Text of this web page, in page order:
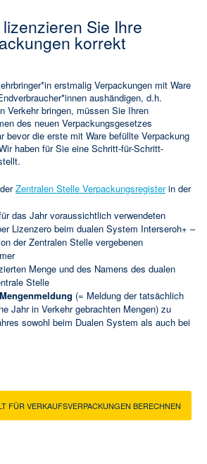
Sie Ihre
korrekt
erstmalig Verpackungen mit Ware
aushändigen, d.h.
Verkehr bringen, müssen Sie Ihren
des neuen Verpackungsgesetzes
bevor die erste mit Ware befüllte Verpackung
haben für Sie eine Schritt-für-Schritt-
Zentralen Stelle Verpackungsregisterin der
das Jahr voraussichtlich verwendeten
Lizenzero beim dualen System Interseroh+ –
der Zentralen Stelle vergebenen
Menge und des Namens des dualen
Stelle
(= Meldung der tatsächlich
Jahr in Verkehr gebrachten Mengen) zu
sowohl beim Dualen System als auch bei
FÜR VERKAUFSVERPACKUNGEN BERECHNEN